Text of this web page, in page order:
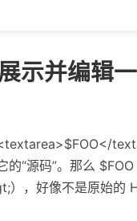
示并编辑
的“源码”。那么
），好像不是原始